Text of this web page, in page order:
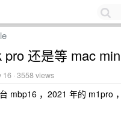
pro 还是等 mac
16 · 3558 views
mbp16 ，2021 年的 m1pro